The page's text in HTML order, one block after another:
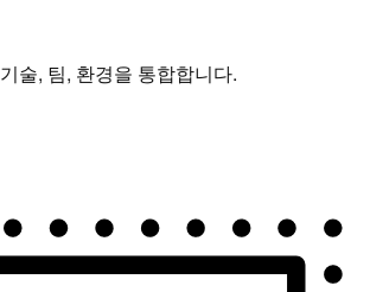
술, 팀, 환경을 통합합니다.